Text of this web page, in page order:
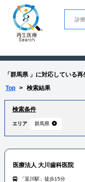
「群馬県 」に対応している
Top > 検索結果
検索条件
エリア 群馬県
医療法人 大川歯科医院
「韮川駅」徒歩15分